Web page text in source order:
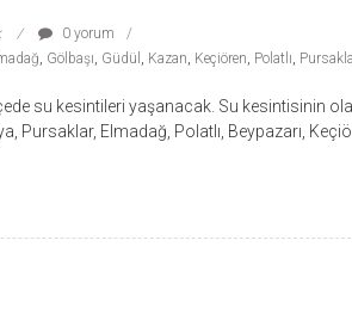
0 yorum
, Gölbaşı, Güdül , Kazan, Keçiören, Polatlı,
su kesintileri yaşanacak. Su kesintisinin
Pursaklar, Elmadağ, Polatlı, Beypazarı,